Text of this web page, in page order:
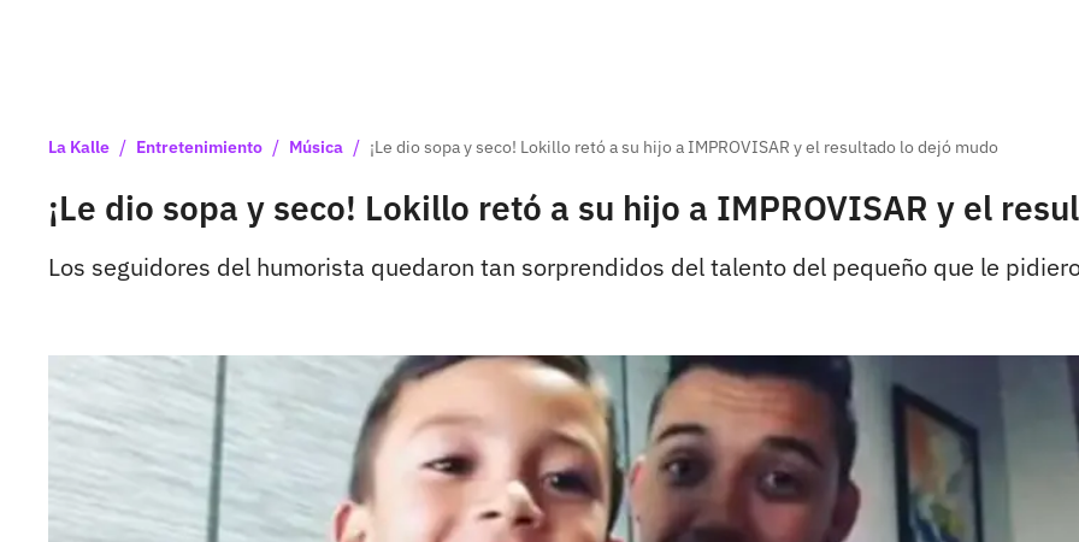
La Kalle / Entretenimiento / Música / ¡Le dio sopa y seco! Lokillo retó a su hijo a IMPROVISAR y el resultado lo dejó mudo
¡Le dio sopa y seco! Lokillo retó a su hijo a IMPROVISAR y el
Los seguidores del humorista quedaron tan sorprendidos del talento del pequeño que le